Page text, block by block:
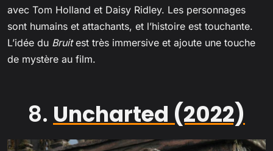
avec Tom Holland et Daisy Ridley. Les personnages
sont humains et attachants, et l’histoire est touchante.
L’idée du Bruitest très immersive et ajoute une touche
de mystère au film.
8. Uncharted (2022)